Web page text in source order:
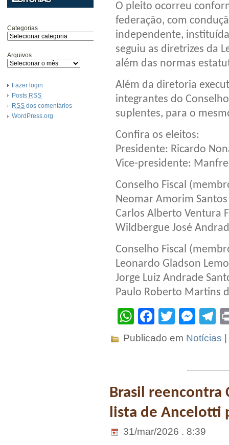
Categorias
Arquivos
Fazer login
Posts RSS
RSS dos comentários
WordPress.org
O pleito ocorreu
federação, com
independente,
seguiu as diretrizes da
além das normas
Além da diretoria
integrantes do
suplentes, para o
Confira os eleitos:
Presidente: Ricardo
Vice-presidente:
Conselho Fiscal
Neomar Amorim Santos
Carlos Alberto Ventura
Wildbergue José
Conselho Fiscal
Leonardo Gladson
Jorge Luiz Andrade
Paulo Roberto Martins
WhatsApp
Facebook
Twitter
Publicado em Notícias
Brasil reencontra
lista de Ancelotti
31/mar/2026 . 8:39